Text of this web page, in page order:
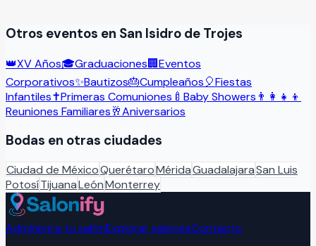
Otros eventos en San Isidro de Trojes
👑XV Años🎓Graduaciones🏢Eventos
Corporativos✨Bautizos🎂Cumpleaños🎈Fiestas
Infantiles✝️Primeras Comuniones 🍼 Baby Showers 👨‍👩‍👧‍👦
Reuniones Familiares🥂Aniversarios
Bodas en otras ciudades
Ciudad de MéxicoQuerétaroMéridaGuadalajaraSan Luis
PotosíTijuanaLeónMonterrey
Administra tu salónExplorar salonesContacto